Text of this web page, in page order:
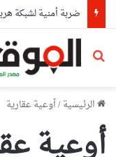
بحث عن
الرئيسية/أوعية عقارية